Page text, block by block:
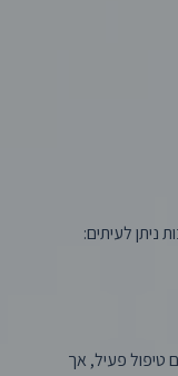
ניתן לעיתים:
טיפול פעיל, אך